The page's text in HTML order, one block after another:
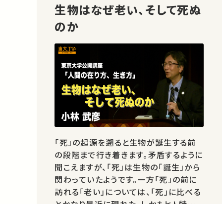
生物はなぜ老い、そして死ぬ
のか
「死」の起源を遡ると生物が誕生する前
の段階まで行き着きます。矛盾するように
聞こえますが、「死」は生物の「誕生」から
関わっていたようです。一方「死」の前に
訪れる「老い」については、「死」に比べる